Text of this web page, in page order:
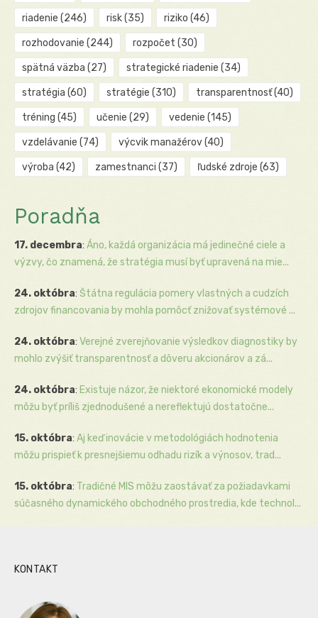
riadenie (246) risk(35) riziko (46)
rozhodovanie (244) rozpočet (30)
spätná väzba (27) strategické riadenie (34)
stratégia (60) stratégie (310) transparentnosť(40)
tréning (45) učenie (29) vedenie (145)
vzdelávanie (74) výcvik manažérov(40)
výroba (42) zamestnanci (37) ľudské zdroje (63)
Poradňa
17. decembra: Áno, každá organizácia má jedinečné ciele a
výzvy, čo znamená, že stratégia musí byť upravená na mie...
24. októbra: Štátna regulácia pomery vlastných a cudzích
zdrojov financovania by mohla pomôcť znižovať systémové ...
24. októbra: Verejné zverejňovanie výsledkov diagnostiky by
mohlo zvýšiť transparentnosť a dôveru akcionárov a zá...
24. októbra: Existuje názor, že niektoré ekonomické modely
môžu byť príliš zjednodušené a nereflektujú dostatočne...
15. októbra: Aj keď inovácie v metodológiách hodnotenia
môžu prispieť k presnejšiemu odhadu rizík a výnosov, trad...
15. októbra: Tradičné MIS môžu zaostávať za požiadavkami
súčasného dynamického obchodného prostredia, kde technol...
KONTAKT